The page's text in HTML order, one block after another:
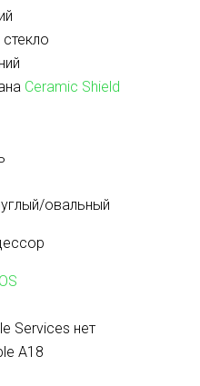
стекло
Ceramic Shield
овальный
Services нет
A18